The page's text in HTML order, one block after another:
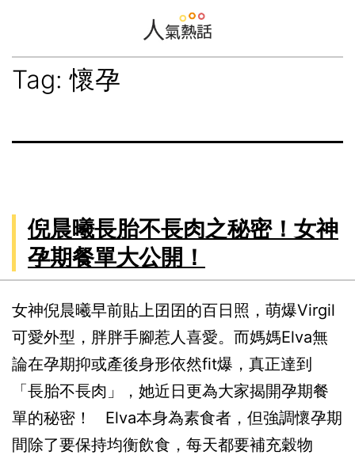
content
Hot
Newsfeed
Tag:懷孕
倪晨曦長胎不長肉之秘密！女神
孕期餐單大公開！
女神倪晨曦早前貼上囝囝的百日照，萌爆Virgil
可愛外型，胖胖手腳惹人喜愛。而媽媽Elva無
論在孕期抑或產後身形依然fit爆，真正達到
「長胎不長肉」，她近日更為大家揭開孕期餐
單的秘密！ Elva本身為素食者，但強調懷孕期
間除了要保持均衡飲食，每天都要補充穀物